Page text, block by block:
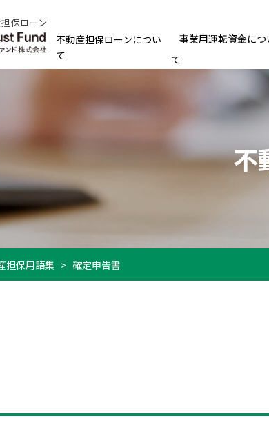
保ローン
不動産担保ローンについ
て
事業用運転資金につ
て
不
担保用語集 > 確定申告書